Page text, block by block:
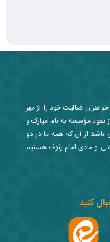
کنید
فعالیت خود را از مهر
نمود.مؤسسه به نام مبارک و
باشد از آن که همه ما در دو
و مادی امام رئوف هستیم